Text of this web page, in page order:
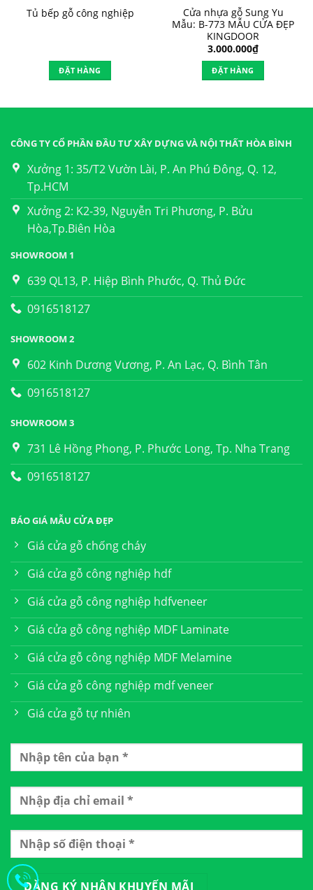
Tủ bếp gỗ công nghiệp
ĐẶT HÀNG
Cửa nhựa gỗ Sung Yu
Mẫu: B-773 MẪU CỬA ĐẸP
KINGDOOR
3.000.000₫
ĐẶT HÀNG
CÔNG TY CỔ PHẦN ĐẦU TƯ XÂY DỰNG VÀ NỘI THẤT HÒA BÌNH
Xưởng 1: 35/T2 Vườn Lài, P. An Phú Đông, Q. 12,
Tp.HCM
Xưởng 2: K2-39, Nguyễn Tri Phương, P. Bửu
Hòa,Tp.Biên Hòa
SHOWROOM 1
639 QL13, P. Hiệp Bình Phước, Q. Thủ Đức
0916518127
SHOWROOM 2
602 Kinh Dương Vương, P. An Lạc, Q. Bình Tân
0916518127
SHOWROOM 3
731 Lê Hồng Phong, P. Phước Long, Tp. Nha Trang
0916518127
BÁO GIÁ MẪU CỬA ĐẸP
Giá cửa gỗ chống cháy
Giá cửa gỗ công nghiệp hdf
Giá cửa gỗ công nghiệp hdfveneer
Giá cửa gỗ công nghiệp MDF Laminate
Giá cửa gỗ công nghiệp MDF Melamine
Giá cửa gỗ công nghiệp mdf veneer
Giá cửa gỗ tự nhiên